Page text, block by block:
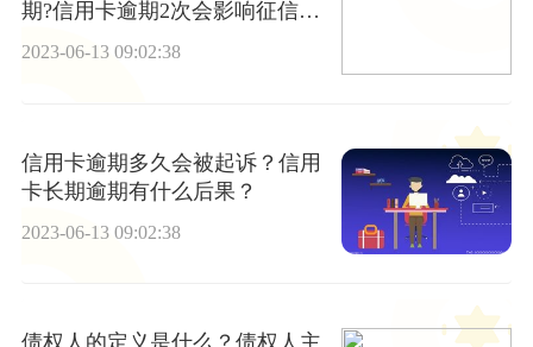
期?信用卡逾期2次会影响征信
吗？|天天速讯
2023-06-13 09:02:38
信用卡逾期多久会被起诉？信用
卡长期逾期有什么后果？
2023-06-13 09:02:38